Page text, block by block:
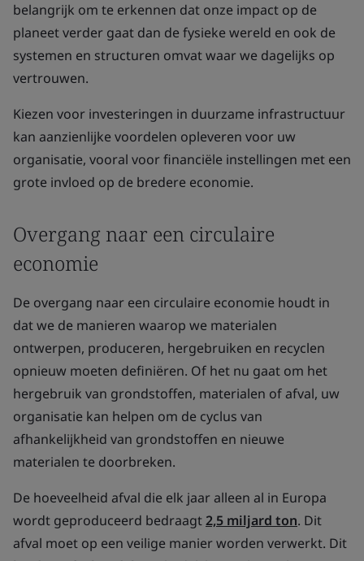
belangrijk om te erkennen dat onze impact op de
planeet verder gaat dan de fysieke wereld en ook de
systemen en structuren omvat waar we dagelijks op
vertrouwen.
Kiezen voor investeringen in duurzame infrastructuur
kan aanzienlijke voordelen opleveren voor uw
organisatie, vooral voor financiële instellingen met een
grote invloed op de bredere economie.
Overgang naar een circulaire
economie
De overgang naar een circulaire economie houdt in
dat we de manieren waarop we materialen
ontwerpen, produceren, hergebruiken en recyclen
opnieuw moeten definiëren. Of het nu gaat om het
hergebruik van grondstoffen, materialen of afval, uw
organisatie kan helpen om de cyclus van
afhankelijkheid van grondstoffen en nieuwe
materialen te doorbreken.
De hoeveelheid afval die elk jaar alleen al in Europa
wordt geproduceerd bedraagt2,5 miljard ton. Dit
afval moet op een veilige manier worden verwerkt. Dit